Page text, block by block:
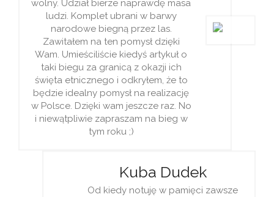
wolny. Udział bierze naprawdę masa
ludzi. Komplet ubrani w barwy
narodowe biegną przez las.
Zawitałem na ten pomysł dzięki
Wam. Umieściliście kiedyś artykuł o
taki biegu za granicą z okazji ich
święta etnicznego i odkryłem, że to
będzie idealny pomysł na realizację
w Polsce. Dzięki wam jeszcze raz. No
i niewątpliwie zapraszam na bieg w
tym roku ;)
Kuba Dudek
Od kiedy notuję w pamięci zawsze